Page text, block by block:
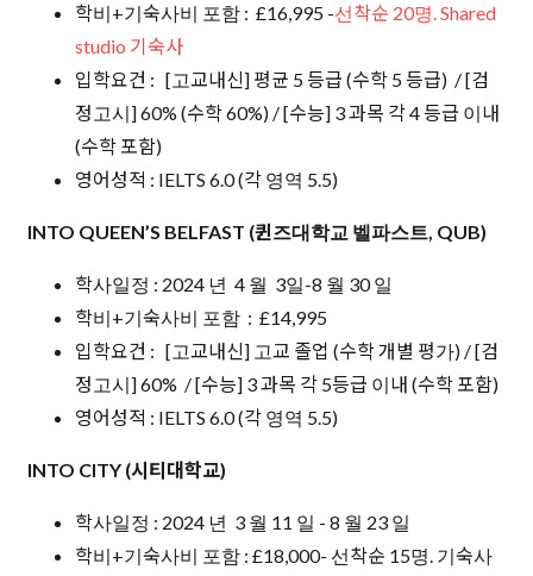
학비+기숙사비 포함 : £16,995 -선착순 20명. Shared
studio 기숙사
입학요건 : [고교내신] 평균 5 등급 (수학 5 등급) / [검
정고시] 60% (수학 60%) / [수능] 3 과목 각 4 등급 이내
(수학 포함)
영어성적 : IELTS 6.0 (각 영역 5.5)
INTO QUEEN’S BELFAST (퀸즈대학교 벨파스트, QUB)
학사일정 : 2024 년 4 월 3일-8 월 30 일
학비+기숙사비 포함 : £14,995
입학요건 : [고교내신] 고교 졸업 (수학 개별 평가) / [검
정고시] 60% / [수능] 3 과목 각 5등급 이내 (수학 포함)
영어성적 : IELTS 6.0 (각 영역 5.5)
INTO CITY (시티대학교)
학사일정 : 2024 년 3 월 11 일 - 8 월 23 일
학비+기숙사비 포함 : £18,000- 선착순 15명. 기숙사